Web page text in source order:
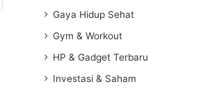
Gaya Hidup Sehat
Gym & Workout
HP & Gadget Terbaru
Investasi & Saham